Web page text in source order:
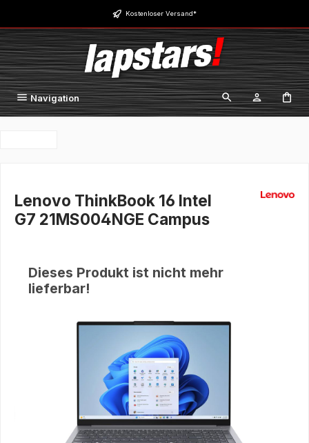
Zum Hauptinhalt springen Kostenloser Versand*
Navigation
Lenovo ThinkBook 16 Intel
G7 21MS004NGE Campus
Dieses Produkt ist nicht mehr
lieferbar!
Bildergalerie überspringen